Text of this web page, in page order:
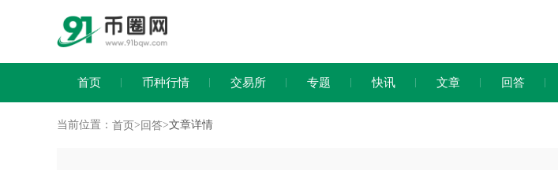
首页 币种行情 交易所 专题 快讯 文章 回答
当前位置： 首页> 回答>文章详情